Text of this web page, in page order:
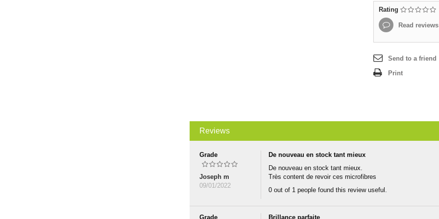
Rating
Read
Send to a friend
Print
Reviews
Grade
Joseph m
09/01/2022
De nouveau en stock tant mieux
De nouveau en stock tant mieux.
Très content de revoir ces microfibres
0 out of 1 people found this review useful.
Grade
Brillance parfaite